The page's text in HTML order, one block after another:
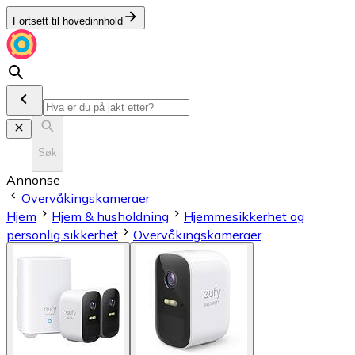
Fortsett til hovedinnhold
Søk
Annonse
Overvåkings­kameraer
Hjem
Hjem & husholdning
Hjemmesikkerhet og
personlig sikkerhet
Overvåkings­kameraer